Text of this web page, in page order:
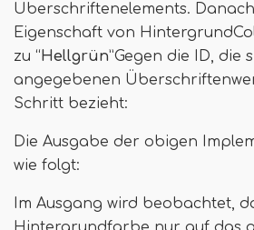
Überschriftenelements.
Eigenschaft von
zu “Hellgrün”Gegen die ID, die
angegebenen
Schritt bezieht:
Die Ausgabe der obigen
wie folgt:
Im Ausgang wird beobachtet,